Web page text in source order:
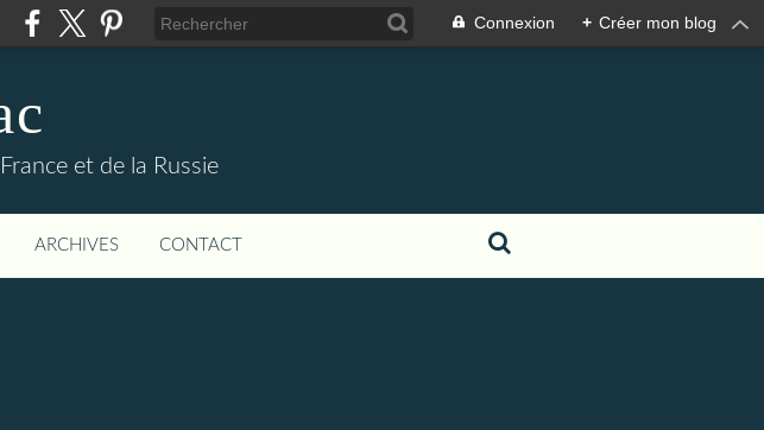
Connexion + Créer mon blog
et de la Russie
ARCHIVES CONTACT